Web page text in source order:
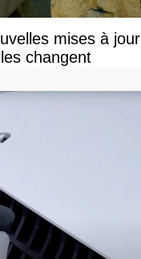
mises à jour
changent